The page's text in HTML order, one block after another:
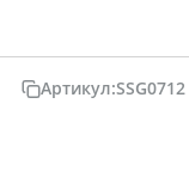
Артикул:SSG0712